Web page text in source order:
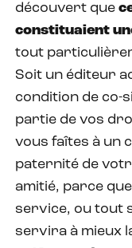
découvert que
constituaient
tout
Soit un éditeur
condition de
partie de vos
vous faîtes à un
paternité de
amitié, parce
service, ou tout
servira à mieux